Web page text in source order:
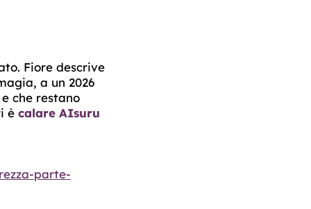
Fiore descrive
a un 2026
che restano
è calare AIsuru
parte-